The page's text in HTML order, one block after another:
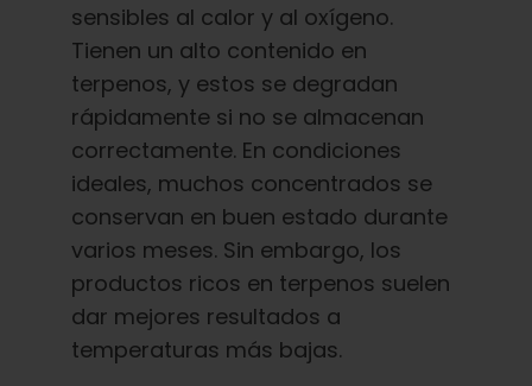
sensibles al calor y al oxígeno.
Tienen un alto contenido en
terpenos, y estos se degradan
rápidamente si no se almacenan
correctamente. En condiciones
ideales, muchos concentrados se
conservan en buen estado durante
varios meses. Sin embargo, los
productos ricos en terpenos suelen
dar mejores resultados a
temperaturas más bajas.